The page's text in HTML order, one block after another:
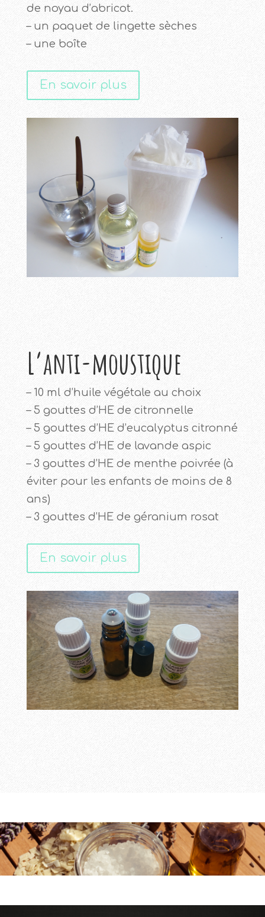
de noyau d’abricot.
– un paquet de lingette sèches
– une boîte
En savoir plus
L’anti-moustique
– 10 ml d’huile végétale au choix
– 5 gouttes d’HE de citronnelle
– 5 gouttes d’HE d’eucalyptus citronné
– 5 gouttes d’HE de lavande aspic
– 3 gouttes d’HE de menthe poivrée (à
éviter pour les enfants de moins de 8
ans)
– 3 gouttes d’HE de géranium rosat
En savoir plus